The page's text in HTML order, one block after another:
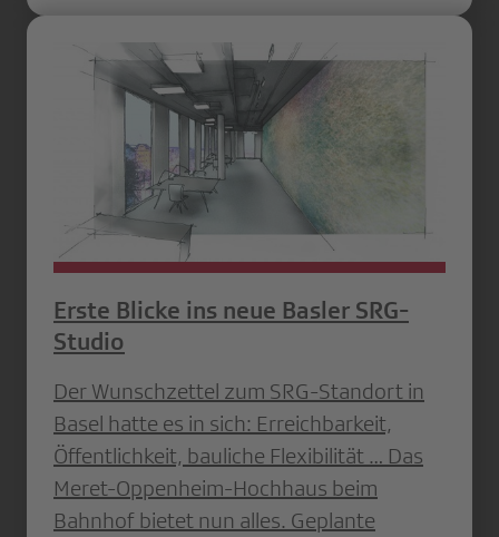
Erste Blicke ins neue Basler SRG-
Studio
Der Wunschzettel zum SRG-Standort in
Basel hatte es in sich: Erreichbarkeit,
Öffentlichkeit, bauliche Flexibilität … Das
Meret-Oppenheim-Hochhaus beim
Bahnhof bietet nun alles. Geplante